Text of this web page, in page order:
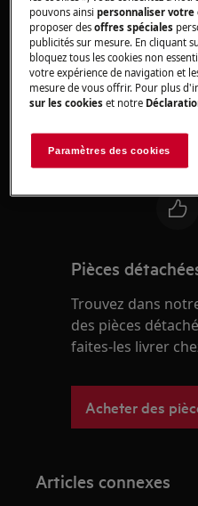
Solution
1. Vous devrez
centre de service
Remarque:les
par la garantie.
Cet article
Pièces
Trouvez dans
des pièces
faites-les livrer
Acheter des
Articles connexes
pouvons ainsipersonnaliser
proposer desoffres spéciales
publicités sur mesure. En cliquant
bloquez tous les cookies non
votre expérience de navigation et
mesure de vous offrir. Pour plus
sur les cookies et notre
Paramètres des cookies